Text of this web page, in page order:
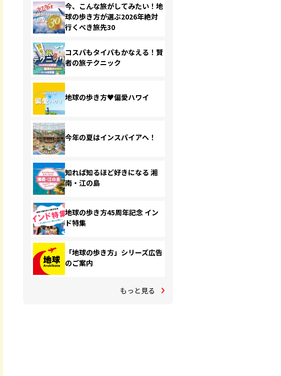
今、こんな旅がしてみたい！地
球の歩き方が選ぶ2026年絶対
行くべき旅先30
コスパもタイパもかなえる！賢
者の旅テクニック
地球の歩き方♥偏愛ハワイ
今年の夏はインスパイアへ！
知れば知るほど好きになる 湘
南・江の島
地球の歩き方45周年記念 イン
ド特集
「地球の歩き方」シリーズ広告
のご案内
もっと見る